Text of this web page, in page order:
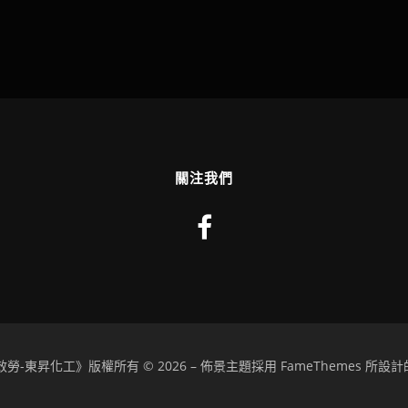
關注我們
勞-東昇化工》版權所有 © 2026 – 佈景主題採用 FameThemes 所設計